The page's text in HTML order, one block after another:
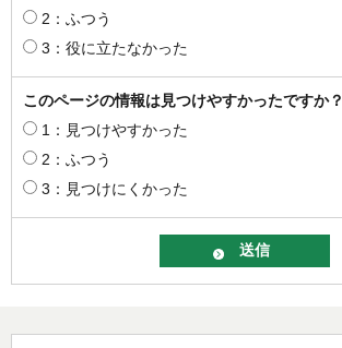
2：ふつう
3：役に立たなかった
このページの情報は見つけやすかったですか？
1：見つけやすかった
2：ふつう
3：見つけにくかった